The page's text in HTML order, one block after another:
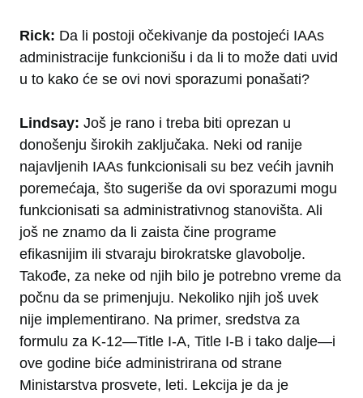
Rick: Da li postoji očekivanje da postojeći IAAs
administracije funkcionišu i da li to može dati uvid
u to kako će se ovi novi sporazumi ponašati?
Lindsay: Još je rano i treba biti oprezan u
donošenju širokih zaključaka. Neki od ranije
najavljenih IAAs funkcionisali su bez većih javnih
poremećaja, što sugeriše da ovi sporazumi mogu
funkcionisati sa administrativnog stanovišta. Ali
još ne znamo da li zaista čine programe
efikasnijim ili stvaraju birokratske glavobolje.
Takođe, za neke od njih bilo je potrebno vreme da
počnu da se primenjuju. Nekoliko njih još uvek
nije implementirano. Na primer, sredstva za
formulu za K-12—Title I-A, Title I-B i tako dalje—i
ove godine biće administrirana od strane
Ministarstva prosvete, leti. Lekcija je da je